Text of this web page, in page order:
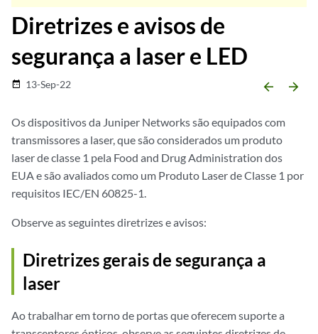
Diretrizes e avisos de
segurança a laser e LED
date_range 13-Sep-22 arrow_backward arrow_forward
Os dispositivos da Juniper Networks são equipados com
transmissores a laser, que são considerados um produto
laser de classe 1 pela Food and Drug Administration dos
EUA e são avaliados como um Produto Laser de Classe 1 por
requisitos IEC/EN 60825-1.
Observe as seguintes diretrizes e avisos:
Diretrizes gerais de segurança a
laser
Ao trabalhar em torno de portas que oferecem suporte a